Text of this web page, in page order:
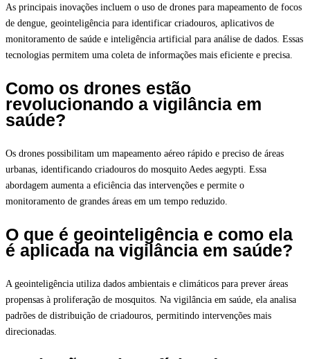
As principais inovações incluem o uso de drones para mapeamento de focos
de dengue, geointeligência para identificar criadouros, aplicativos de
monitoramento de saúde e inteligência artificial para análise de dados. Essas
tecnologias permitem uma coleta de informações mais eficiente e precisa.
Como os drones estão
revolucionando a vigilância em
saúde?
Os drones possibilitam um mapeamento aéreo rápido e preciso de áreas
urbanas, identificando criadouros do mosquito Aedes aegypti. Essa
abordagem aumenta a eficiência das intervenções e permite o
monitoramento de grandes áreas em um tempo reduzido.
O que é geointeligência e como ela
é aplicada na vigilância em saúde?
A geointeligência utiliza dados ambientais e climáticos para prever áreas
propensas à proliferação de mosquitos. Na vigilância em saúde, ela analisa
padrões de distribuição de criadouros, permitindo intervenções mais
direcionadas.